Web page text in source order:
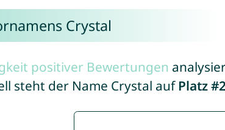
Crystal
positiver Bewertungen
steht der Name Crystal auf Platz